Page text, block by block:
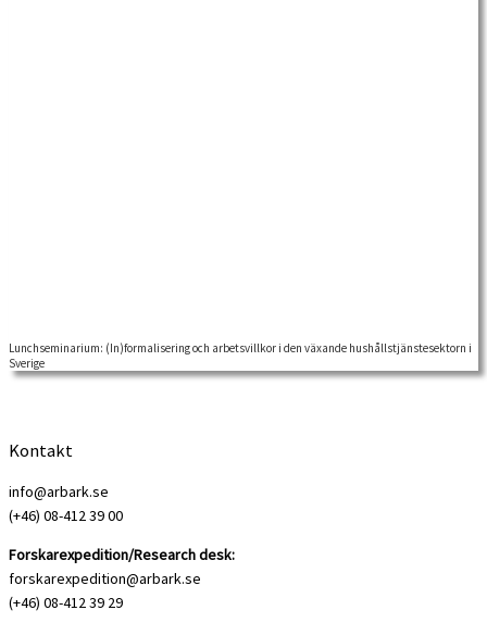
ARAB. "Hembiträdesveckan". Seminarium med Anna Gavanas.
Lunchseminarium: (In)formalisering och arbetsvillkor i den växande hushållstjänstesektorn i
Sverige
Kontakt
info@arbark.se
(+46) 08-412 39 00
Forskarexpedition/Research desk:
forskarexpedition@arbark.se
(+46) 08-412 39 29